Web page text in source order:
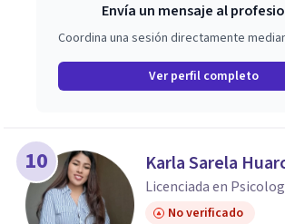
Envía un mensaje al
Coordina una sesión directamente
Ver perfil completo
10 Karla Sarela
Licenciada en
No verificado